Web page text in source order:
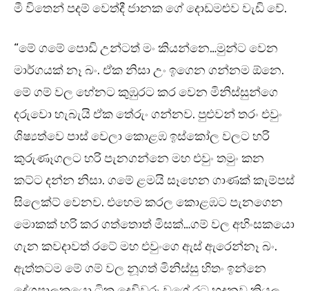
මී විතෙන් පදම් වෙත්දී ජානක ගේ දොඩමළුව වැඩි වේ.
“මේ ගමේ පොඩි උන්ටත් මං කියන්නෙ…මුන්ට වෙන
මාර්ගයක් නෑ බං. ඒක නිසා උං ඉගෙන ගන්නම ඕනෙ.
මේ ගම් වල හේනට කුඹුරට කර වෙන මිනිස්සුන්ගෙ
දරුවො හැබැයි ඒක තේරුං ගන්නව. පුළුවන් තරං එවුං
ශිෂ්‍යත්වෙ පාස් වෙලා කොළඹ ඉස්කෝල වලට හරි
කුරුණෑගලට හරි පැනගන්නෙ මහ එවුං තමුං කන
කට්ට දන්න නිසා. ගමේ ළමයි සෑහෙන ගාණක් කැම්පස්
සිලෙක්ට් වෙනව. එහෙම කරල කොළඹට පැනගෙන
මොකක් හරි කර ගත්තොත් මිසක්…ගම් වල අහිංසකයො
ගැන කවදාවත් රටේ මහ එවුංගෙ ඇස් ඇරෙන්නෑ බං.
ඇත්තටම මේ ගම් වල නූගත් මිනිස්සු හිතං ඉන්නෙ